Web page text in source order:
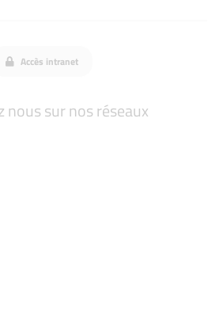
Accès intranet
nous sur nos réseaux